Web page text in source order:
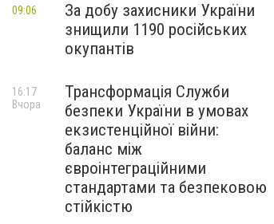
За добу захисники України
знищили 1190 російських
окупантів
09:06
Трансформація Служби
безпеки України в умовах
екзистенційної війни:
баланс між
євроінтеграційними
стандартами та безпековою
стійкістю
16:17
Вчора